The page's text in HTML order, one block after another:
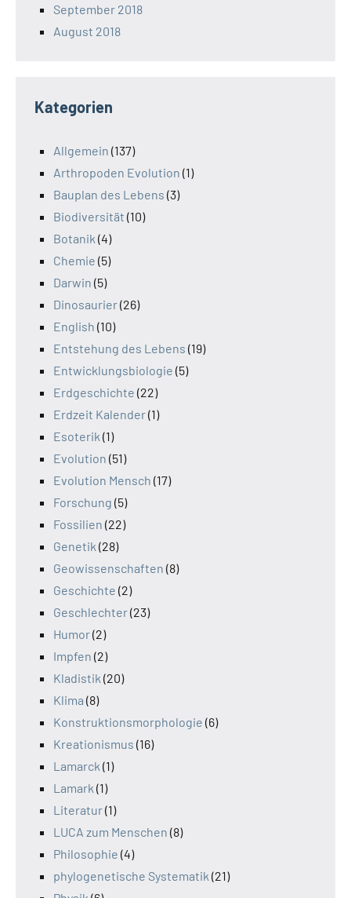
September 2018
August 2018
Kategorien
Allgemein (137)
Arthropoden Evolution (1)
Bauplan des Lebens (3)
Biodiversität (10)
Botanik (4)
Chemie (5)
Darwin (5)
Dinosaurier(26)
English (10)
Entstehung des Lebens (19)
Entwicklungsbiologie (5)
Erdgeschichte (22)
Erdzeit Kalender(1)
Esoterik (1)
Evolution (51)
Evolution Mensch (17)
Forschung (5)
Fossilien (22)
Genetik (28)
Geowissenschaften (8)
Geschichte (2)
Geschlechter(23)
Humor(2)
Impfen (2)
Kladistik (20)
Klima (8)
Konstruktionsmorphologie (6)
Kreationismus (16)
Lamarck (1)
Lamark (1)
Literatur(1)
LUCA zum Menschen (8)
Philosophie (4)
phylogenetische Systematik (21)